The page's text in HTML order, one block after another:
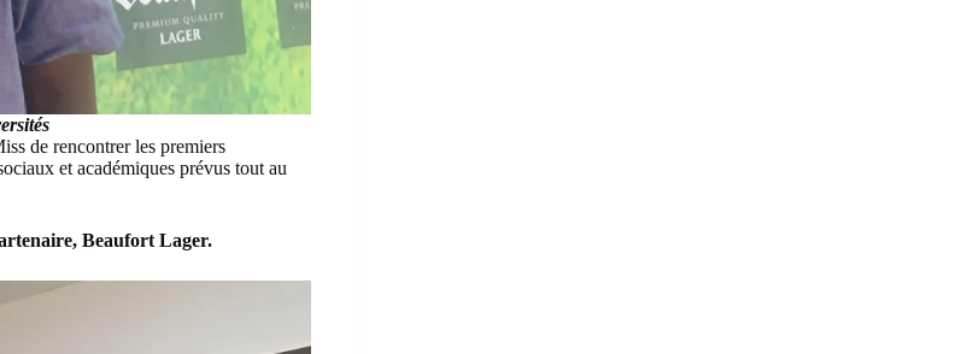
de rencontrer les premiers
et académiques prévus tout au
Beaufort Lager.